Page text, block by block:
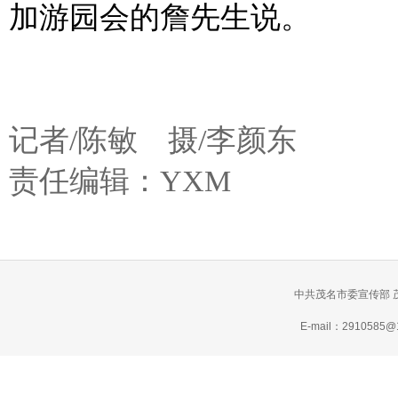
加游园会的詹先生说。
记者/陈敏 摄/李颜东
责任编辑：YXM
中共茂名市委宣传部
E-mail：